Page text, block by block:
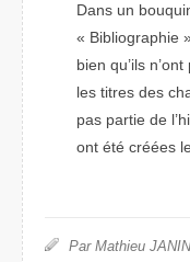
Dans un
« Bibliographie
bien qu’ils
les titres des
pas partie de
ont été créées
Par Mathieu